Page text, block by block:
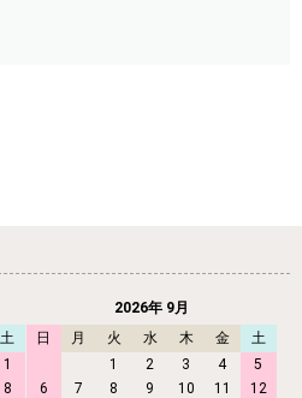
土
1
8
2026年 9月
日
月 火 水 木 金
土
1
2 3 4
5
6
7 8 9 10 11
12